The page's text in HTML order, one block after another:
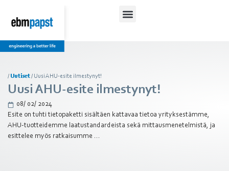
/ Uutiset/ Uusi AHU-esite ilmestynyt!
Uusi AHU-esite ilmestynyt!
08/ 02/ 2024
Esite on tuhti tietopaketti sisältäen kattavaa tietoa yrityksestämme,
AHU-tuotteidemme laatustandardeista sekä mittausmenetelmistä, ja
esittelee myös ratkaisumme ...